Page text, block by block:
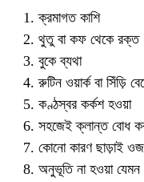
ক্রমাগত কাশি
থুতু বা কফ থেকে রক্ত
বুকে ব্যথা
রুটিন ওয়ার্ক বা সিঁড়ি
কণ্ঠস্বর কর্কশ হওয়া
সহজেই ক্লান্ত বোধ
কোনো কারণ ছাড়াই
অনুভূতি না হওয়া যেমন